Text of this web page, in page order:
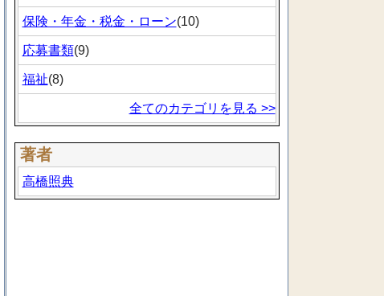
保険・年金・税金・ローン(10)
応募書類(9)
福祉(8)
全てのカテゴリを見る >>
著者
高橋照典